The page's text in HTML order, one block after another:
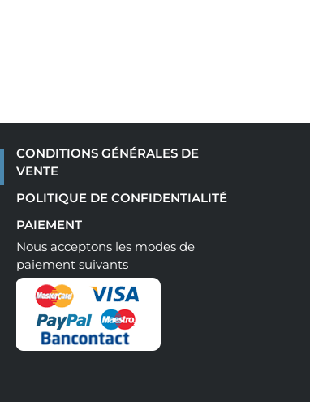
CONDITIONS GÉNÉRALES DE
VENTE
POLITIQUE DE CONFIDENTIALITÉ
PAIEMENT
Nous acceptons les modes de
paiement suivants